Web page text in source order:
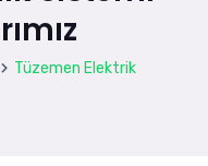
Tüzemen Elektrik